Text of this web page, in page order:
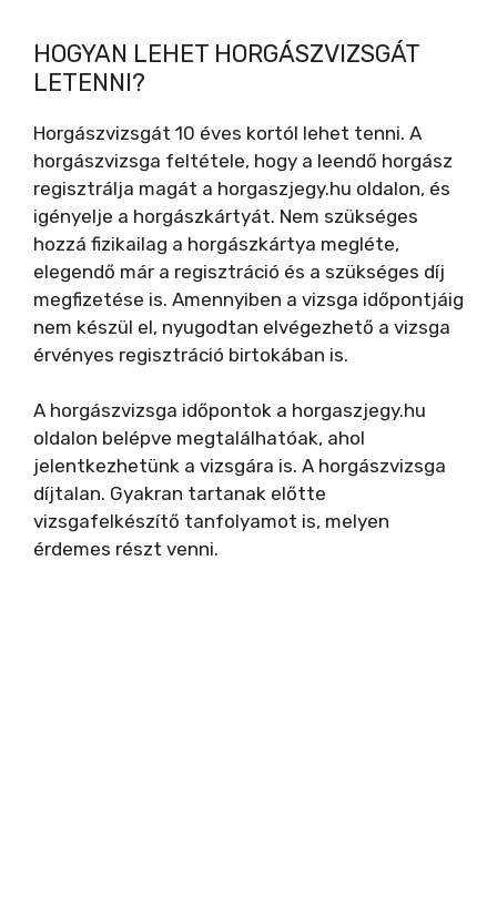
HOGYAN LEHET HORGÁSZVIZSGÁT
LETENNI?
Horgászvizsgát 10 éves kortól lehet tenni. A
horgászvizsga feltétele, hogy a leendő horgász
regisztrálja magát a horgaszjegy.hu oldalon, és
igényelje a horgászkártyát. Nem szükséges
hozzá fizikailag a horgászkártya megléte,
elegendő már a regisztráció és a szükséges díj
megfizetése is. Amennyiben a vizsga időpontjáig
nem készül el, nyugodtan elvégezhető a vizsga
érvényes regisztráció birtokában is.
A horgászvizsga időpontok a horgaszjegy.hu
oldalon belépve megtalálhatóak, ahol
jelentkezhetünk a vizsgára is. A horgászvizsga
díjtalan. Gyakran tartanak előtte
vizsgafelkészítő tanfolyamot is, melyen
érdemes részt venni.